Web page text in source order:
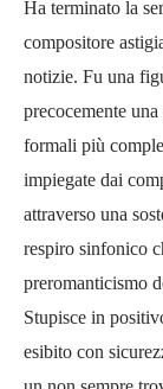
Ha terminato la
compositore
notizie. Fu una
precocemente
formali più
impiegate dai
attraverso una
respiro sinfonico
preromanticismo
Stupisce in
esibito con